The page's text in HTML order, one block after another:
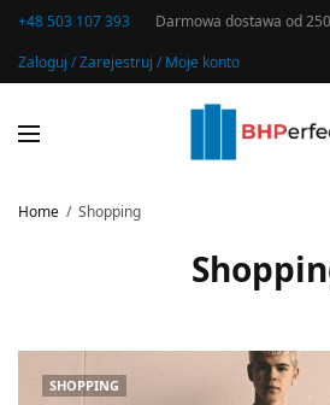
+48 503 107 393 Darmowa dostawa od 250
Zaloguj / Zarejestruj / Moje konto
Home Shopping
SHOPPING